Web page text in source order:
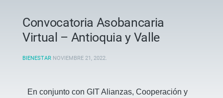
Convocatoria Asobancaria
Virtual – Antioquia y Valle
BIENESTAR NOVIEMBRE 21, 2022.
En conjunto con GIT Alianzas, Cooperación y